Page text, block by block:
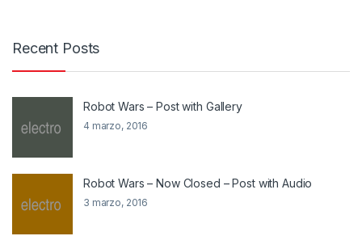
Recent Posts
Robot Wars – Post with Gallery
4 marzo, 2016
Robot Wars – Now Closed – Post with Audio
3 marzo, 2016